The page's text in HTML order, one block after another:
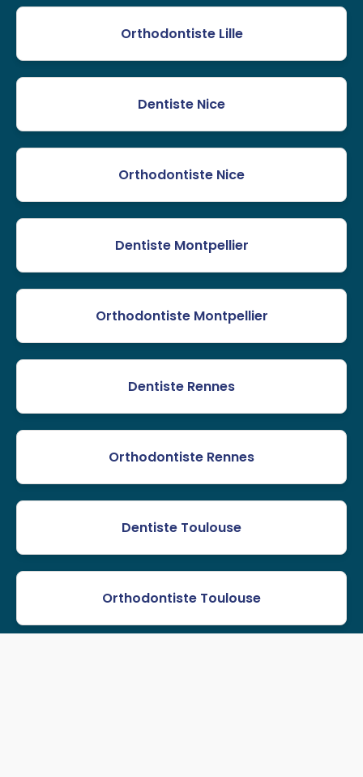
Orthodontiste Lille
Dentiste Nice
Orthodontiste Nice
Dentiste Montpellier
Orthodontiste Montpellier
Dentiste Rennes
Orthodontiste Rennes
Dentiste Toulouse
Orthodontiste Toulouse